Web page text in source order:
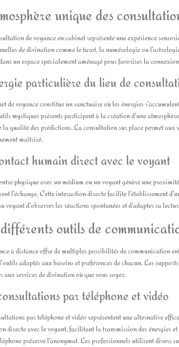
unique des
de voyance en cabinet représente une expérience
de divination comme le tarot, la numérologie ou
un espace spécialement aménagé pour favoriser la
particulière du lieu de
de voyance constitue un sanctuaire où les énergies
mystiques présents participent à la création d'une
la qualité des prédictions. La consultation sur place permet
maîtrisé.
humain direct avec le voyant
physique avec un médium ou un voyant génère une
l'échange. Cette interaction directe facilite l'établissement
voyant d'observer les réactions spontanées et d'adapter sa
outils de
à distance offre de multiples possibilités de communication
adaptés aux besoins et préférences de chacun. Les
aux services de divination où que vous soyez.
par téléphone et vidéo
par téléphone et vidéo représentent une alternative
directe avec le voyant, facilitant la transmission des énergies
préserve l'anonymat. Les professionnels utilisent divers